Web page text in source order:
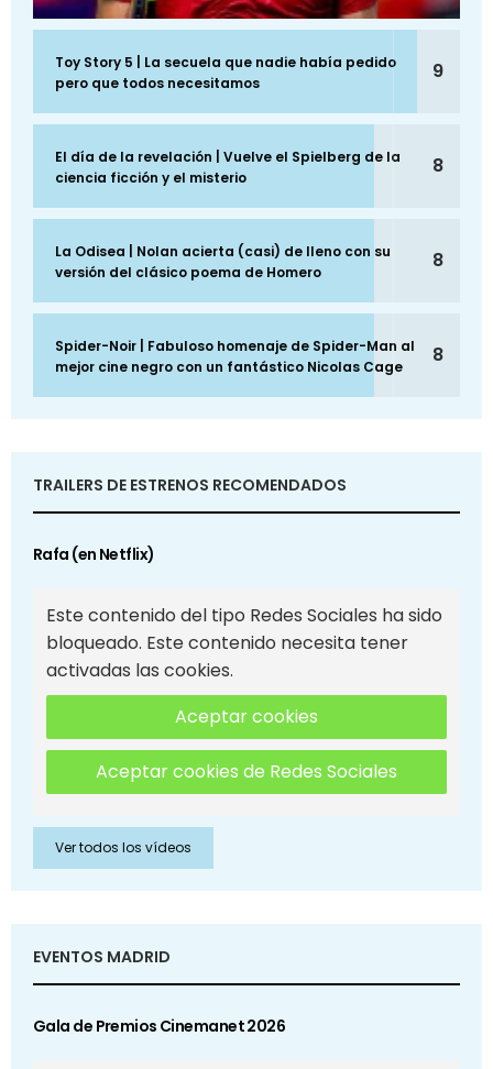
Toy Story 5 | La secuela que nadie había pedido
pero que todos necesitamos
9
El día de la revelación | Vuelve el Spielberg de la
ciencia ficción y el misterio
8
La Odisea | Nolan acierta (casi) de lleno con su
versión del clásico poema de Homero
8
Spider-Noir | Fabuloso homenaje de Spider-Man al
mejor cine negro con un fantástico Nicolas Cage
8
TRAILERS DE ESTRENOS RECOMENDADOS
Rafa (en Netflix)
Este contenido del tipo Redes Sociales ha sido
bloqueado. Este contenido necesita tener
activadas las cookies.
Aceptar cookies
Aceptar cookies de Redes Sociales
Ver todos los vídeos
EVENTOS MADRID
Gala de Premios Cinemanet 2026